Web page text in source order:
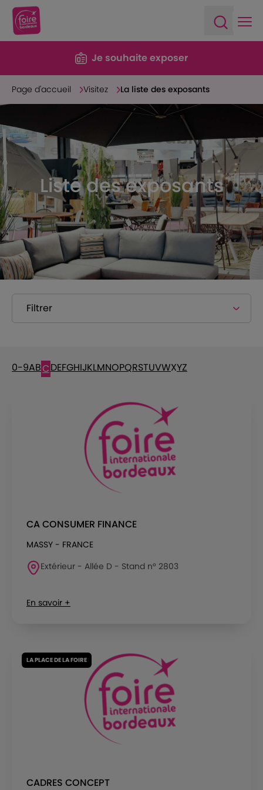
Je souhaite exposer
Page d'accueil Visitez La liste des exposants
Liste des exposants
Filtrer
0-9ABCDEFGHIJKLMNOPQRSTUVWXYZ
CA CONSUMER FINANCE
MASSY - FRANCE
Extérieur - Allée D - Stand n° 2803
En savoir +
LA PLACE DE LA FOIRE
CADRES CONCEPT